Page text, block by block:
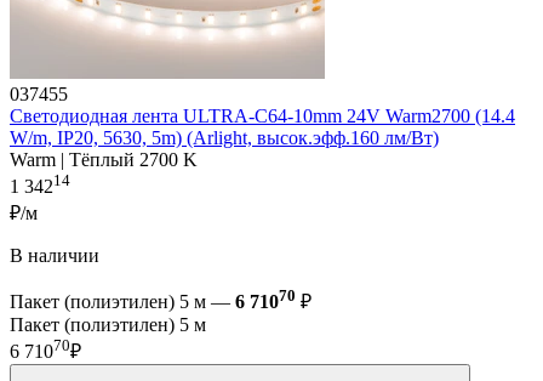
037455
Светодиодная лента ULTRA-C64-10mm 24V Warm2700 (14.4
W/m, IP20, 5630, 5m) (Arlight, высок.эфф.160 лм/Вт)
Warm | Тёплый 2700 K
1 34214
₽/м
В наличии
Пакет (полиэтилен) 5 м — 6 71070 ₽
Пакет (полиэтилен) 5 м
6 71070₽